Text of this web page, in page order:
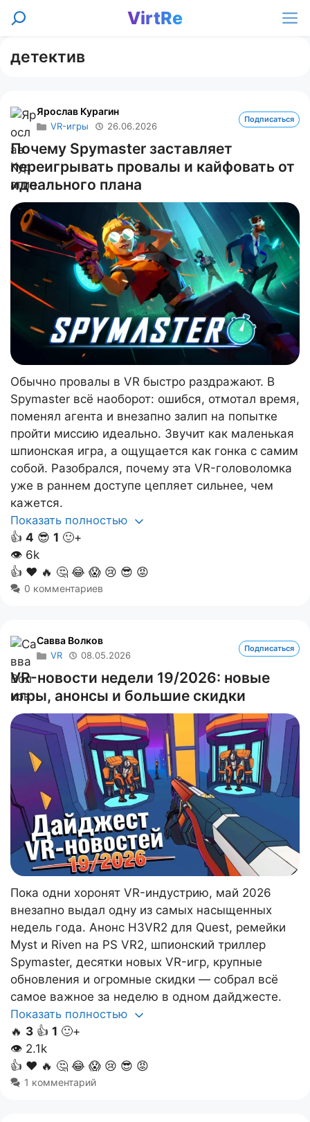
Перейти
VirtRe
Поиск
детектив
Ярослав Курагин
VR-игры 26.06.2026
Подписаться
Почему Spymaster заставляет
переигрывать провалы и кайфовать от
идеального плана
Обычно провалы в VR быстро раздражают. В
Spymaster всё наоборот: ошибся, отмотал время,
поменял агента и внезапно залип на попытке
пройти миссию идеально. Звучит как маленькая
шпионская игра, а ощущается как гонка с самим
собой. Разобрался, почему эта VR-головоломка
уже в раннем доступе цепляет сильнее, чем
кажется.
Показать полностью
👍 4 😎 1 🙂+
👁 6k
👍 ❤️ 🔥 🤔 😂 😱 😢 😎 😡
0 комментариев
Савва Волков
VR 08.05.2026
Подписаться
VR-новости недели 19/2026: новые
игры, анонсы и большие скидки
Пока одни хоронят VR-индустрию, май 2026
внезапно выдал одну из самых насыщенных
недель года. Анонс H3VR2 для Quest, ремейки
Myst и Riven на PS VR2, шпионский триллер
Spymaster, десятки новых VR-игр, крупные
обновления и огромные скидки — собрал всё
самое важное за неделю в одном дайджесте.
Показать полностью
🔥 3 👍 1 🙂+
👁 2.1k
👍 ❤️ 🔥 🤔 😂 😱 😢 😎 😡
1 комментарий